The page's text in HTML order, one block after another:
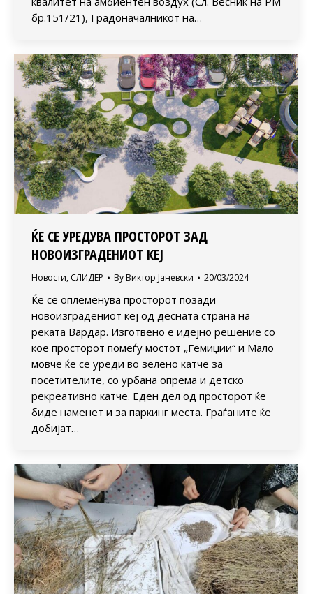
бр.151/21), Градоначалникот на…
ЌЕ СЕ УРЕДУВА ПРОСТОРОТ ЗАД
НОВОИЗГРАДЕНИОТ КЕЈ
Новости, СЛИДЕР By Виктор Јаневски 20/03/2024
Ќе се оплеменува просторот позади
новоизградениот кеј од десната страна на
реката Вардар. Изготвено е идејно решение со
кое просторот помеѓу мостот „Гемиџии“ и Мало
мовче ќе се уреди во зелено катче за
посетителите, со урбана опрема и детско
рекреативно катче. Еден дел од просторот ќе
биде наменет и за паркинг места. Граѓаните ќе
добијат…